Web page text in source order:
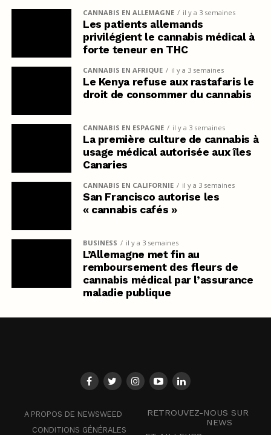
CANNABIS EN ALLEMAGNE il y a 3 semaines
Les patients allemands
privilégient le cannabis médical à
forte teneur en THC
CANNABIS EN AFRIQUE il y a 3 semaines
Le Kenya refuse aux rastafaris le
droit de consommer du cannabis
CANNABIS EN ESPAGNE il y a 3 semaines
La première culture de cannabis à
usage médical autorisée aux îles
Canaries
CANNABIS EN CALIFORNIE il y a 3 semaines
San Francisco autorise les
« cannabis cafés »
BUSINESS il y a 3 semaines
L’Allemagne met fin au
remboursement des fleurs de
cannabis médical par l’assurance
maladie publique
A PROPOS DE NEWSWEED
CONDITIONS GÉNÉRALES
RETROUVEZ-NOUS SUR
NEWS